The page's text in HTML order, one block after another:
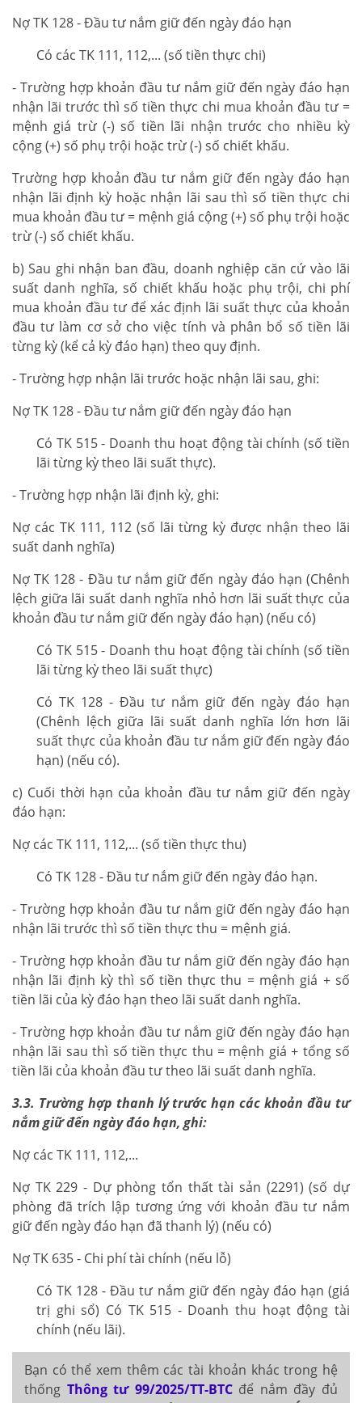
Nợ TK 128 - Đầu tư nắm giữ đến ngày đáo hạn
Có các TK 111, 112,... (số tiền thực chi)
- Trường hợp khoản đầu tư nắm giữ đến ngày đáo hạn
nhận lãi trước thì số tiền thực chi mua khoản đầu tư =
mệnh giá trừ (-) số tiền lãi nhận trước cho nhiều kỳ
cộng (+) số phụ trội hoặc trừ (-) số chiết khấu.
Trường hợp khoản đầu tư nắm giữ đến ngày đáo hạn
nhận lãi định kỳ hoặc nhận lãi sau thì số tiền thực chi
mua khoản đầu tư = mệnh giá cộng (+) số phụ trội hoặc
trừ (-) số chiết khấu.
b) Sau ghi nhận ban đầu, doanh nghiệp căn cứ vào lãi
suất danh nghĩa, số chiết khấu hoặc phụ trội, chi phí
mua khoản đầu tư để xác định lãi suất thực của khoản
đầu tư làm cơ sở cho việc tính và phân bổ số tiền lãi
từng kỳ (kể cả kỳ đáo hạn) theo quy định.
- Trường hợp nhận lãi trước hoặc nhận lãi sau, ghi:
Nợ TK 128 - Đầu tư nắm giữ đến ngày đáo hạn
Có TK 515 - Doanh thu hoạt động tài chính (số tiền
lãi từng kỳ theo lãi suất thực).
- Trường hợp nhận lãi định kỳ, ghi:
Nợ các TK 111, 112 (số lãi từng kỳ được nhận theo lãi
suất danh nghĩa)
Nợ TK 128 - Đầu tư nắm giữ đến ngày đáo hạn (Chênh
lệch giữa lãi suất danh nghĩa nhỏ hơn lãi suất thực của
khoản đầu tư nắm giữ đến ngày đáo hạn) (nếu có)
Có TK 515 - Doanh thu hoạt động tài chính (số tiền
lãi từng kỳ theo lãi suất thực)
Có TK 128 - Đầu tư nắm giữ đến ngày đáo hạn
(Chênh lệch giữa lãi suất danh nghĩa lớn hơn lãi
suất thực của khoản đầu tư nắm giữ đến ngày đáo
hạn) (nếu có).
c) Cuối thời hạn của khoản đầu tư nắm giữ đến ngày
đáo hạn:
Nợ các TK 111, 112,... (số tiền thực thu)
Có TK 128 - Đầu tư nắm giữ đến ngày đáo hạn.
- Trường hợp khoản đầu tư nắm giữ đến ngày đáo hạn
nhận lãi trước thì số tiền thực thu = mệnh giá.
- Trường hợp khoản đầu tư nắm giữ đến ngày đáo hạn
nhận lãi định kỳ thì số tiền thực thu = mệnh giá + số
tiền lãi của kỳ đáo hạn theo lãi suất danh nghĩa.
- Trường hợp khoản đầu tư nắm giữ đến ngày đáo hạn
nhận lãi sau thì số tiền thực thu = mệnh giá + tổng số
tiền lãi của khoản đầu tư theo lãi suất danh nghĩa.
3.3. Trường hợp thanh lý trước hạn các khoản đầu tư
nắm giữ đến ngày đáo hạn, ghi:
Nợ các TK 111, 112,...
Nợ TK 229 - Dự phòng tổn thất tài sản (2291) (số dự
phòng đã trích lập tương ứng với khoản đầu tư nắm
giữ đến ngày đáo hạn đã thanh lý) (nếu có)
Nợ TK 635 - Chi phí tài chính (nếu lỗ)
Có TK 128 - Đầu tư nắm giữ đến ngày đáo hạn (giá
trị ghi sổ) Có TK 515 - Doanh thu hoạt động tài
chính (nếu lãi).
Bạn có thể xem thêm các tài khoản khác trong hệ
thống Thông tư 99/2025/TT-BTCđể nắm đầy đủ